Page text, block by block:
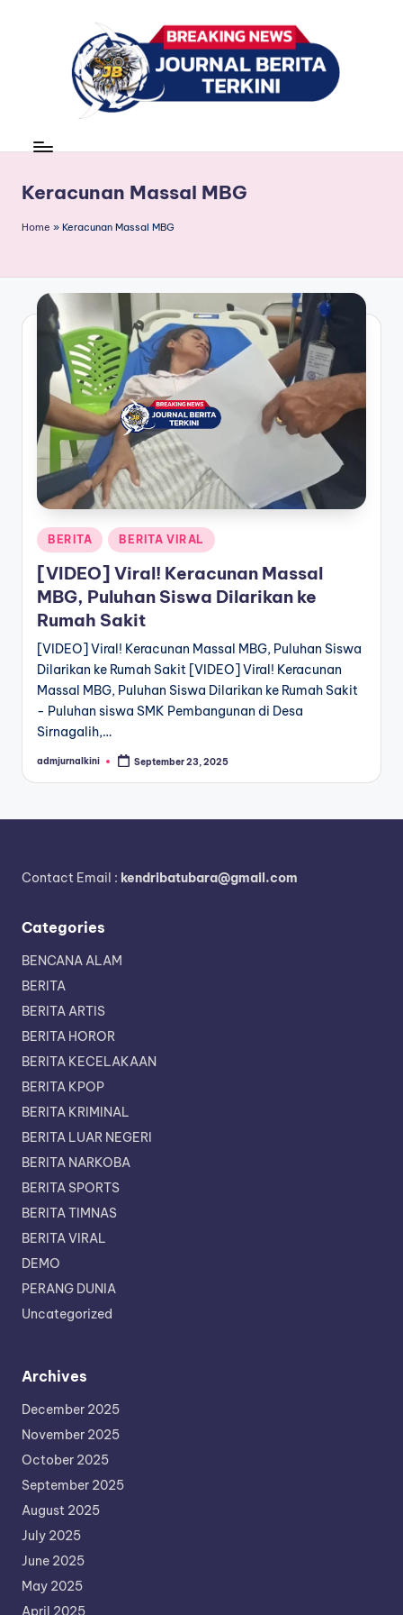
r
n
l
B
a
T
e
k
n
news
Keracunan Massal MBG
Home » Keracunan Massal MBG
Posted
in
BERITA BERITA VIRAL
[VIDEO] Viral! Keracunan Massal
MBG, Puluhan Siswa Dilarikan ke
Rumah Sakit
[VIDEO] Viral! Keracunan Massal MBG, Puluhan Siswa
Dilarikan ke Rumah Sakit [VIDEO] Viral! Keracunan
Massal MBG, Puluhan Siswa Dilarikan ke Rumah Sakit
- Puluhan siswa SMK Pembangunan di Desa
Sirnagalih,…
Posted
admjurnalkini September 23, 2025
Contact Email : kendribatubara@gmail.com
Categories
BENCANA ALAM
BERITA
BERITA ARTIS
BERITA HOROR
BERITA KECELAKAAN
BERITA KPOP
BERITA KRIMINAL
BERITA LUAR NEGERI
BERITA NARKOBA
BERITA SPORTS
BERITA TIMNAS
BERITA VIRAL
DEMO
PERANG DUNIA
Uncategorized
Archives
December 2025
November 2025
October 2025
September 2025
August 2025
July 2025
June 2025
May 2025
April 2025